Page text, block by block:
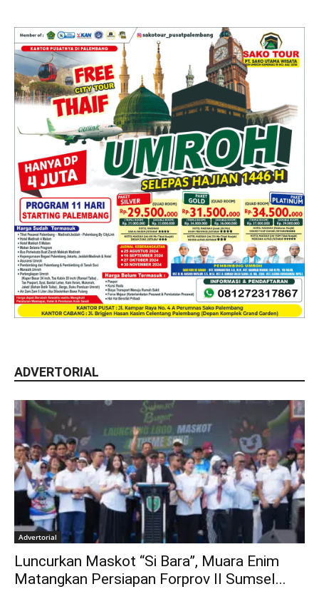
ADVERTORIAL
Advertorial
Luncurkan Maskot “Si Bara”, Muara Enim
Matangkan Persiapan Forprov II Sumsel...